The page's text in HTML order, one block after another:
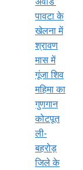
पावटा के
खेलना में
श्रावण
मास में
गूंजा शिव
महिमा का
गुणगान
कोटपूत
ली-
बहरोड़
जिले के